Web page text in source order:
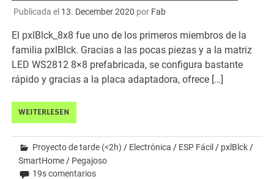
Publicada el 13. December 2020 por Fab
El pxlBlck_8x8 fue uno de los primeros miembros de la
familia pxlBlck. Gracias a las pocas piezas y a la matriz
LED WS2812 8×8 prefabricada, se configura bastante
rápido y gracias a la placa adaptadora, ofrece […]
WEITERLESEN
Proyecto de tarde (<2h) / Electrónica / ESP Fácil / pxlBlck /
SmartHome / Pegajoso
19s comentarios